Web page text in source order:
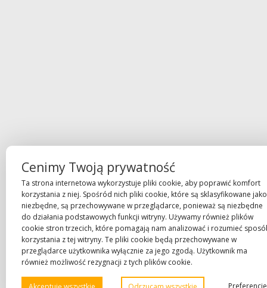
Cenimy Twoją prywatność
Ta strona internetowa wykorzystuje pliki cookie, aby poprawić komfort
korzystania z niej. Spośród nich pliki cookie, które są sklasyfikowane jako
niezbędne, są przechowywane w przeglądarce, ponieważ są niezbędne
do działania podstawowych funkcji witryny. Używamy również plików
cookie stron trzecich, które pomagają nam analizować i rozumieć
korzystania z tej witryny. Te pliki cookie będą przechowywane w
przeglądarce użytkownika wyłącznie za jego zgodą. Użytkownik ma
również możliwość rezygnacji z tych plików cookie.
Preferencje